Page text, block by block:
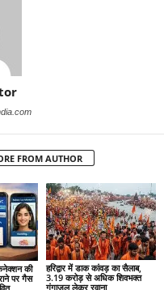
FROM AUTHOR
की
पर गैस
हरिद्वार में डाक कांवड़ का सैलाब,
3.19 करोड़ से अधिक शिवभक्त
गंगाजल लेकर रवाना